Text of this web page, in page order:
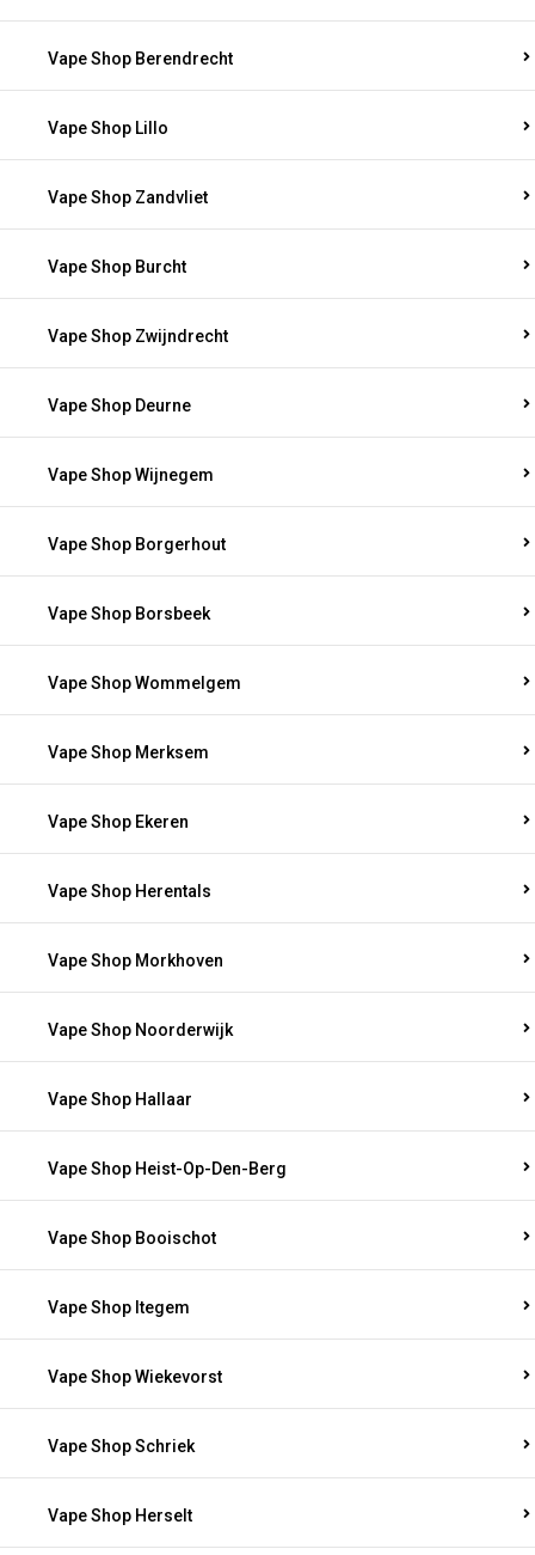
Vape Shop Berendrecht
Vape Shop Lillo
Vape Shop Zandvliet
Vape Shop Burcht
Vape Shop Zwijndrecht
Vape Shop Deurne
Vape Shop Wijnegem
Vape Shop Borgerhout
Vape Shop Borsbeek
Vape Shop Wommelgem
Vape Shop Merksem
Vape Shop Ekeren
Vape Shop Herentals
Vape Shop Morkhoven
Vape Shop Noorderwijk
Vape Shop Hallaar
Vape Shop Heist-Op-Den-Berg
Vape Shop Booischot
Vape Shop Itegem
Vape Shop Wiekevorst
Vape Shop Schriek
Vape Shop Herselt